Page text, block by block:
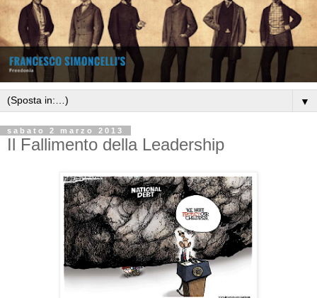
▼
sabato 2 marzo 2013
Il Fallimento della Leadership